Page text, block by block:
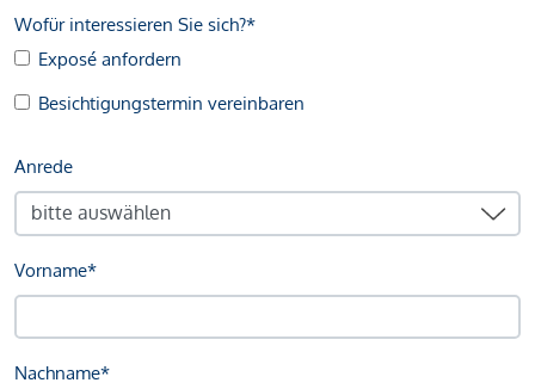
Wofür interessieren Sie sich?*
Exposé anfordern
Besichtigungstermin vereinbaren
Anrede
Vorname*
Nachname*